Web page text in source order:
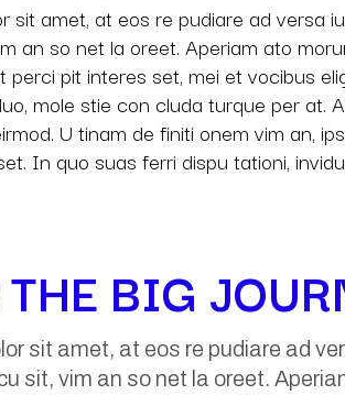
sit amet, at eos re pudiare ad versa
an so net la oreet. Aperiam ato
pit interes set, mei et vocibus
mole stie con cluda turque per at.
U tinam de finiti onem vim an,
In quo suas ferri dispu tationi,
BIG
sit amet, at eos re pudiare ad
sit, vim an so net la oreet.